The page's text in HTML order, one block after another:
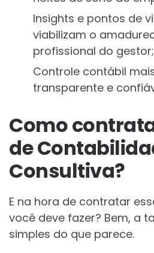
Insights e pontos de
viabilizam o
profissional do gestor;
Controle contábil
transparente e
Como
de
Consultiva?
E na hora de contratar
você deve fazer? Bem, a
simples do que parece.